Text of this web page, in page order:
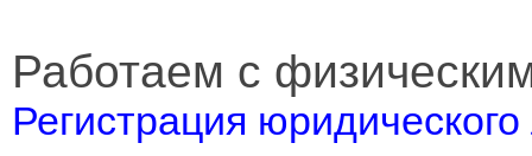
Работаем с
Регистрация